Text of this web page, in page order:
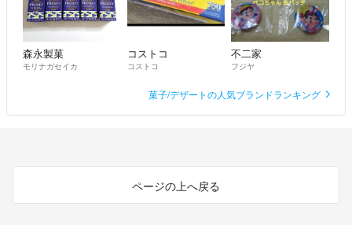
森永製菓
モリナガセイカ
コストコ
コストコ
不二家
フジヤ
菓子/デザートの人気ブランドランキング
ページの上へ戻る